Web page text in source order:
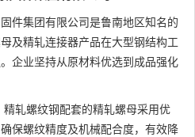
件集团有限公司是鲁南地区知名的
及精轧连接器产品在大型钢结构工
企业坚持从原材料优选到成品强化
精轧螺纹钢配套的精轧螺母采用优
保螺纹精度及机械配合度，有效降